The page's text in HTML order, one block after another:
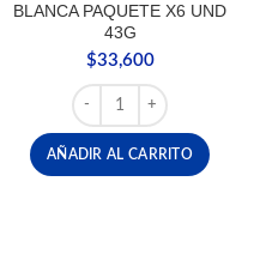
X3 UND cantidad
BLANCA PAQUETE X6 UND
43G
$33,600
HERSHEYS
AÑADIR AL CARRITO